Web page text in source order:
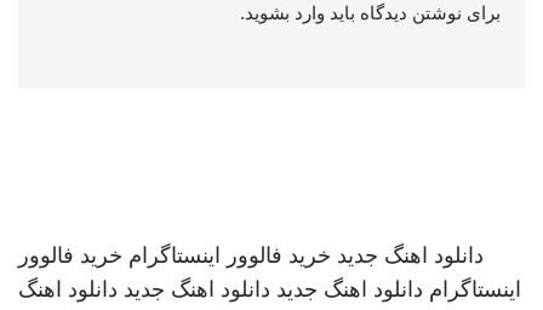
برای نوشتن دیدگاه باید وارد بشوید.
دانلود اهنگ جدید خرید فالوور اینستاگرام خرید فالوور
اینستاگرام دانلود اهنگ جدید دانلود اهنگ جدید دانلود اهنگ